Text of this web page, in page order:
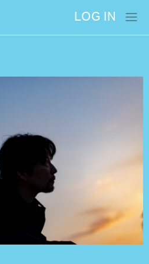
LOG IN